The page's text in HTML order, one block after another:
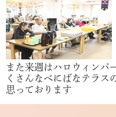
また来週はハロウィンパ
くさんなべにばなテラス
思っております